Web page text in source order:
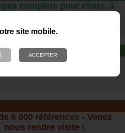
site mobile.
complets pour chats, à
un jouet pour des heures
6 000 références - Venez
nous rendre visite !